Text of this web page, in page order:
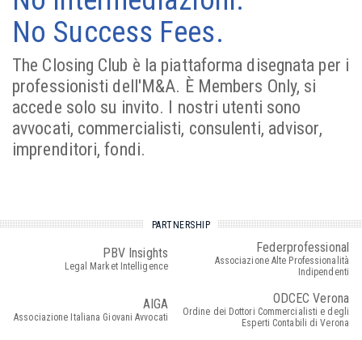
No Success Fees.
The Closing Club è la piattaforma disegnata per i
professionisti dell'M&A. È Members Only, si
accede solo su invito. I nostri utenti sono
avvocati, commercialisti, consulenti, advisor,
imprenditori, fondi.
PARTNERSHIP
PBV Insights
Legal Market Intelligence
Federprofessional
Associazione Alte Professionalità
Indipendenti
AIGA
Associazione Italiana Giovani Avvocati
ODCEC Verona
Ordine dei Dottori Commercialisti e degli
Esperti Contabili di Verona